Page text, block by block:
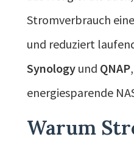
Stromverbrauch
und reduziert
Synology und QNAP
energie­sparende
Warum